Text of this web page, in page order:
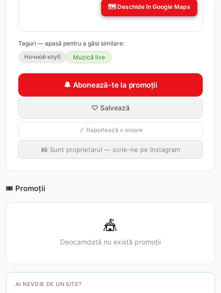
🗺️Deschide în Google Maps
Taguri — apasă pentru a găsi similare:
Ночной клуб
Muzică live
🔔 Abonează-te la promoții
♡ Salvează
🚩 Raportează o eroare
📸 Sunt proprietarul — scrie-ne pe Instagram
🎟️ Promoții
🎪
Deocamdată nu există promoții
AI NEVOIE DE UN SITE?